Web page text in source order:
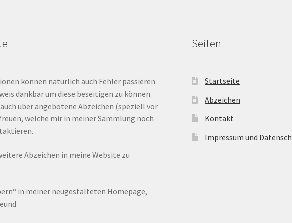
können natürlich auch Fehler passieren.
dankbar um diese beseitigen zu können.
über angebotene Abzeichen (speziell vor
welche mir in meiner Sammlung noch
Abzeichen in meine Website zu
in meiner neugestalteten Homepage,
Seiten
Startseite
Abzeichen
Kontakt
Impressum und